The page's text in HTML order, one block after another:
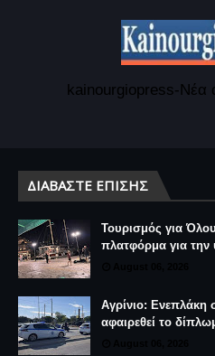
kainourgiopress-Νέα
ΔΙΑΒΆΣΤΕ ΕΠΊΣΗΣ
Τουρισμός για
πλατφόρμα για
Αγρίνιο: Ενεπλάκη
αφαιρεθεί το